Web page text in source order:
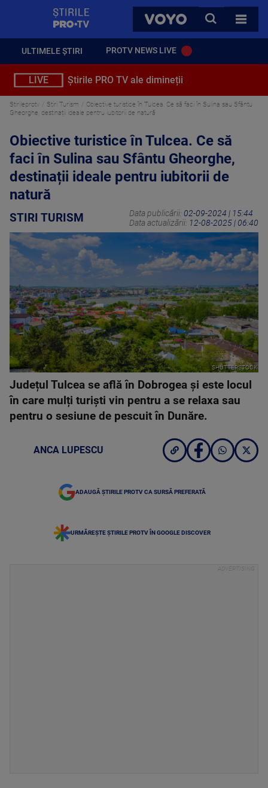
VOYO
CAUTA
TOATE
ULTIMELE ȘTIRI PROTV NEWS LIVE
LIVE Știrile PRO TV ale dimineții
Stirileprotv Stiri Turism
Obiective turistice în Tulcea. Ce să faci în Sulina sau Sfântu
Gheorghe, destinații ideale pentru iubitorii de natură
Obiective turistice în Tulcea. Ce să
faci în Sulina sau Sfântu Gheorghe,
destinații ideale pentru iubitorii de
natură
STIRI TURISM Data publicării: 02-09-2024 | 15:44
Data actualizării: 12-08-2025 | 06:40
SHUTTERSTOCK
Județul Tulcea se află în Dobrogea și este locul
în care mulți turiști vin pentru a se relaxa sau
pentru o sesiune de pescuit în Dunăre.
ANCA LUPESCU
ADAUGĂ ȘTIRILE PROTV CA SURSĂ PREFERATĂ
URMĂREȘTE ȘTIRILE PROTV ÎN GOOGLE DISCOVER